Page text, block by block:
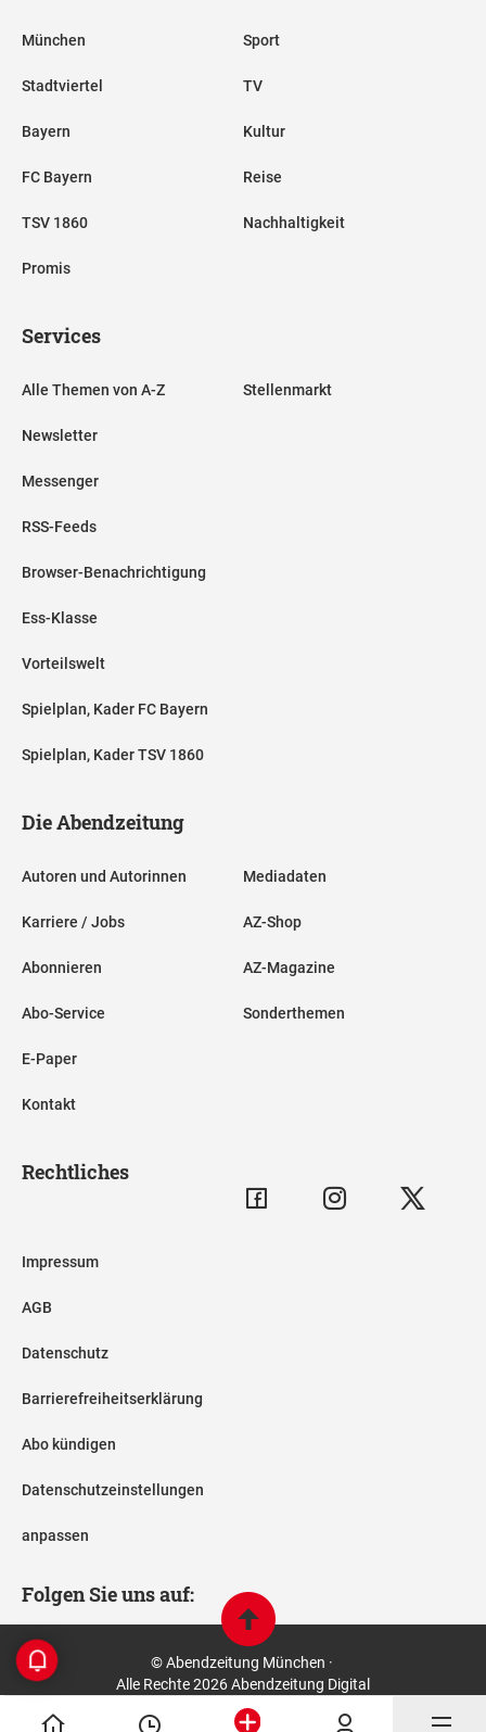
München
Stadtviertel
Bayern
FC Bayern
TSV 1860
Promis
Sport
TV
Kultur
Reise
Nachhaltigkeit
Services
Alle Themen von A-Z
Newsletter
Messenger
RSS-Feeds
Browser-Benachrichtigung
Ess-Klasse
Vorteilswelt
Spielplan, Kader FC Bayern
Spielplan, Kader TSV 1860
Stellenmarkt
Die Abendzeitung
Autoren und Autorinnen
Karriere / Jobs
Abonnieren
Abo-Service
E-Paper
Kontakt
Mediadaten
AZ-Shop
AZ-Magazine
Sonderthemen
Rechtliches
Impressum
AGB
Datenschutz
Barrierefreiheitserklärung
Abo kündigen
Datenschutzeinstellungen
anpassen
Folgen Sie uns auf:
© Abendzeitung München ·
Alle Rechte 2026 Abendzeitung Digital